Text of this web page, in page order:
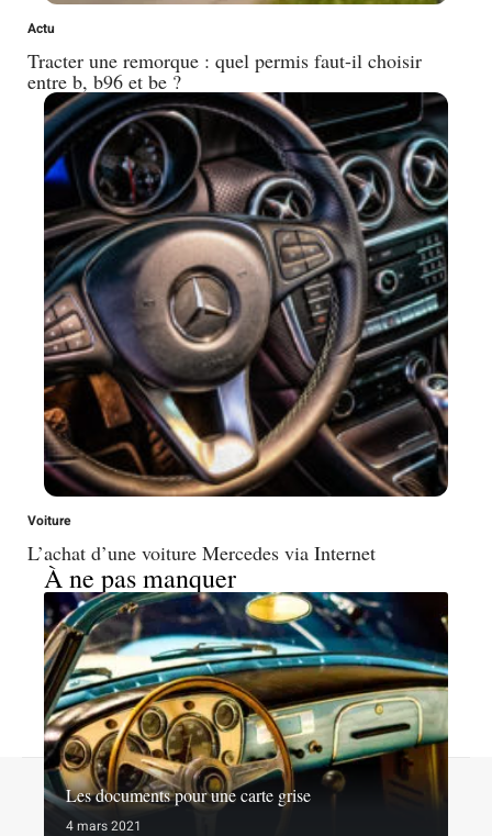
Actu
Tracter une remorque : quel permis faut-il choisir
entre b, b96 et be ?
Voiture
L’achat d’une voiture Mercedes via Internet
À ne pas manquer
Les documents pour une carte grise
4 mars 2021
Contact Mentions légales Sitemap